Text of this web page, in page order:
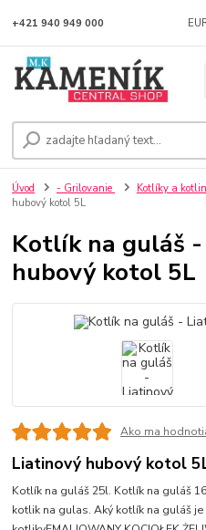
+421 940 949 000
Úvod - Grilovanie Kotlíky a
hubový kotol 5L
Kotlík na guláš
hubový kotol 5L
Ako ma
Liatinový hubový kotol
Kotlík na guláš 25l. Kotlík na guláš
kotlik na gulas. Aký kotlík na guláš